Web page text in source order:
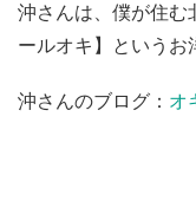
沖さんは、僕が住む
ールオキ】というお
沖さんのブログ： オ